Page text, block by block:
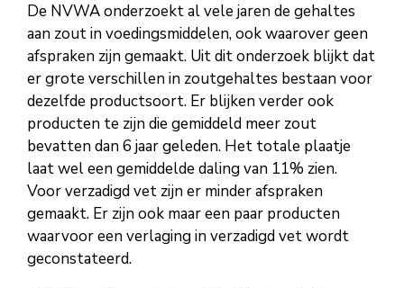
De NVWA onderzoekt al vele jaren de gehaltes
aan zout in voedingsmiddelen, ook waarover geen
afspraken zijn gemaakt. Uit dit onderzoek blijkt dat
er grote verschillen in zoutgehaltes bestaan voor
dezelfde productsoort. Er blijken verder ook
producten te zijn die gemiddeld meer zout
bevatten dan 6 jaar geleden. Het totale plaatje
laat wel een gemiddelde daling van 11% zien.
Voor verzadigd vet zijn er minder afspraken
gemaakt. Er zijn ook maar een paar producten
waarvoor een verlaging in verzadigd vet wordt
geconstateerd.